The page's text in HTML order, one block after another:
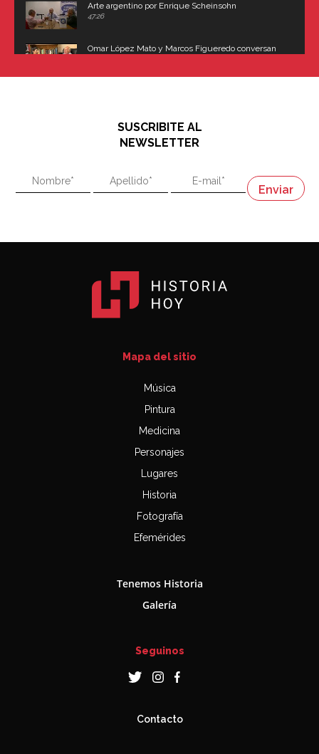
Arte argentino por Enrique Scheinsohn
47:26
Omar López Mato y Marcos Figueredo conversan
"En política, la estupidez no es una desventaja"
"En política, la estupidez no es una desventaja"
Napoleón
SUSCRIBITE AL
NEWSLETTER
Mapa del sitio
Música
Pintura
Medicina
Personajes
Lugares
Historia
Fotografía
Efemérides
Tenemos Historia
Galería
Seguinos
Contacto